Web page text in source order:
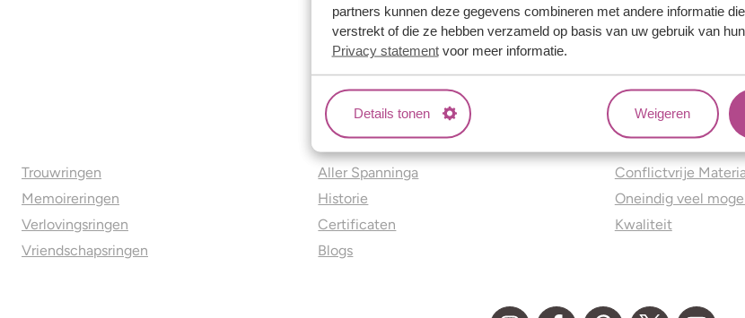
partners kunnen deze gegevens combineren met andere informatie
verstrekt of die ze hebben verzameld op basis van uw gebruik van
Privacy statementvoor meer informatie.
Details tonen Weigeren
Trouwringen
Memoireringen
Verlovingsringen
Vriendschapsringen
Over ons
Aller Spanninga
Historie
Certificaten
Blogs
Jouw
Conflictvrije
Oneindig veel
Kwaliteit